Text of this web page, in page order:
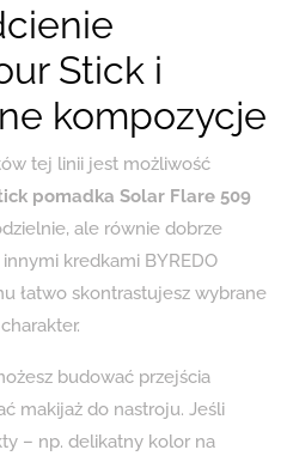
Stick i
kompozycje
tej linii jest możliwość
pomadka Solar Flare 509
ale równie dobrze
kredkami BYREDO
łatwo skontrastujesz wybrane
budować przejścia
makijaż do nastroju. Jeśli
– np. delikatny kolor na